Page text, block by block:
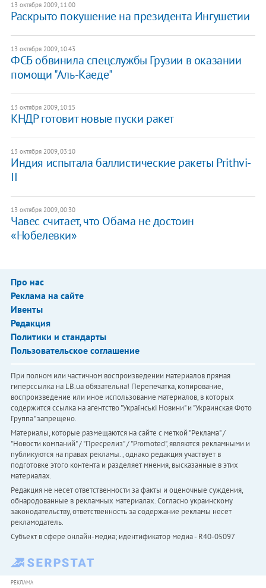
13 октября 2009, 11:00
Раскрыто покушение на президента Ингушетии
13 октября 2009, 10:43
ФСБ обвинила спецслужбы Грузии в оказании
помощи "Аль-Каеде"
13 октября 2009, 10:15
КНДР готовит новые пуски ракет
13 октября 2009, 03:10
Индия испытала баллистические ракеты Prithvi-
II
13 октября 2009, 00:30
Чавес считает, что Обама не достоин
«Нобелевки»
Про нас
Реклама на сайте
Ивенты
Редакция
Политики и стандарты
Пользовательское соглашение
При полном или частичном воспроизведении материалов прямая
гиперссылка на LB.ua обязательна! Перепечатка, копирование,
воспроизведение или иное использование материалов, в которых
содержится ссылка на агентство "Українськi Новини" и "Украинская Фото
Группа" запрещено.
Материалы, которые размещаются на сайте с меткой "Реклама" /
"Новости компаний" / "Пресрелиз" / "Promoted", являются рекламными и
публикуются на правах рекламы. , однако редакция участвует в
подготовке этого контента и разделяет мнения, высказанные в этих
материалах.
Редакция не несет ответственности за факты и оценочные суждения,
обнародованные в рекламных материалах. Согласно украинскому
законодательству, ответственность за содержание рекламы несет
рекламодатель.
Субъект в сфере онлайн-медиа; идентификатор медиа - R40-05097
РЕКЛАМА